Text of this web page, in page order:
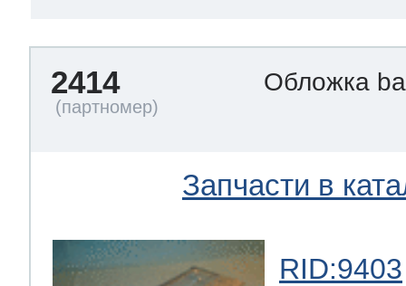
2414 Обложка
Запчасти в
RID:9403